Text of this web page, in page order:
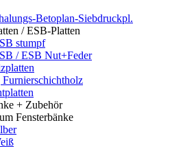
Betoplan-Siebdruckpl.
/ ESB-Platten
stumpf
/ ESB Nut+Feder
+ Zubehör
Fensterbänke